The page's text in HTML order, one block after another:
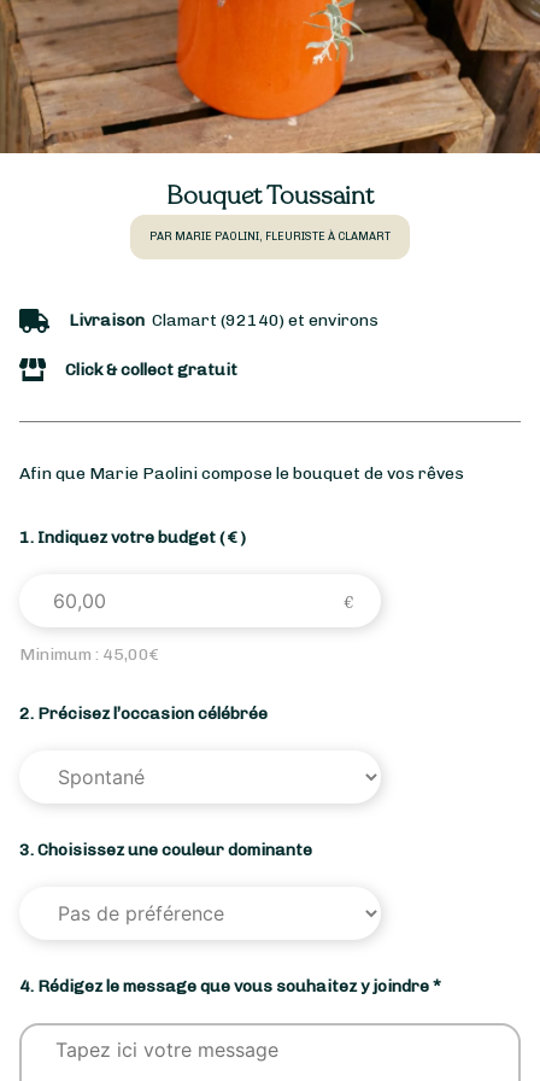
Bouquet Toussaint
PAR MARIE PAOLINI, FLEURISTE À CLAMART
Livraison Clamart (92140) et environs
Click & collect gratuit
Afin que Marie Paolini compose le bouquet de vos rêves
1. Indiquez votre budget( € )
Minimum : 45,00€
2. Précisez l’occasion célébrée
3. Choisissez une couleur dominante
4. Rédigez le message que vous souhaitez y joindre *